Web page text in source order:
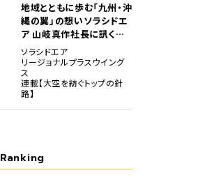
地域とともに歩む「九州・沖
縄の翼」の想い――ソラシドエ
ア 山岐真作社長に訊く就
任1年の手応え
ソラシドエア
リージョナルプラスウイング
ス
連載【大空を紡ぐトップの針
路】
Ranking